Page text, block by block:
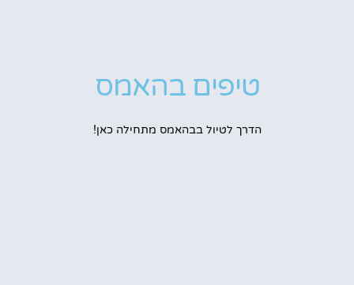
טיפים בהאמס
הדרך לטיול בבהאמס מתחילה כאן!